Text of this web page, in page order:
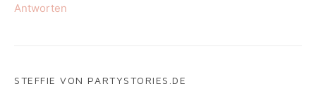
Antworten
STEFFIE VON PARTYSTORIES.DE